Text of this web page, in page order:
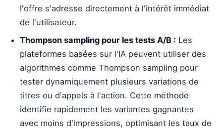
l'offre s'adresse directement à l'intérêt immédiat
de l'utilisateur.
Thompson sampling pour les tests A/B : Les
plateformes basées sur l'IA peuvent utiliser des
algorithmes comme Thompson sampling pour
tester dynamiquement plusieurs variations de
titres ou d'appels à l'action. Cette méthode
identifie rapidement les variantes gagnantes
avec moins d'impressions, optimisant les taux de